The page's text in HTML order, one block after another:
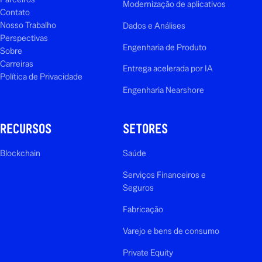
Contato
Nosso Trabalho
Perspectivas
Sobre
Carreiras
Política de Privacidade
Modernização de aplicativos
Dados e Análises
Engenharia de Produto
Entrega acelerada por IA
Engenharia Nearshore
RECURSOS
Blockchain
SETORES
Saúde
Serviços Financeiros e
Seguros
Fabricação
Varejo e bens de consumo
Private Equity